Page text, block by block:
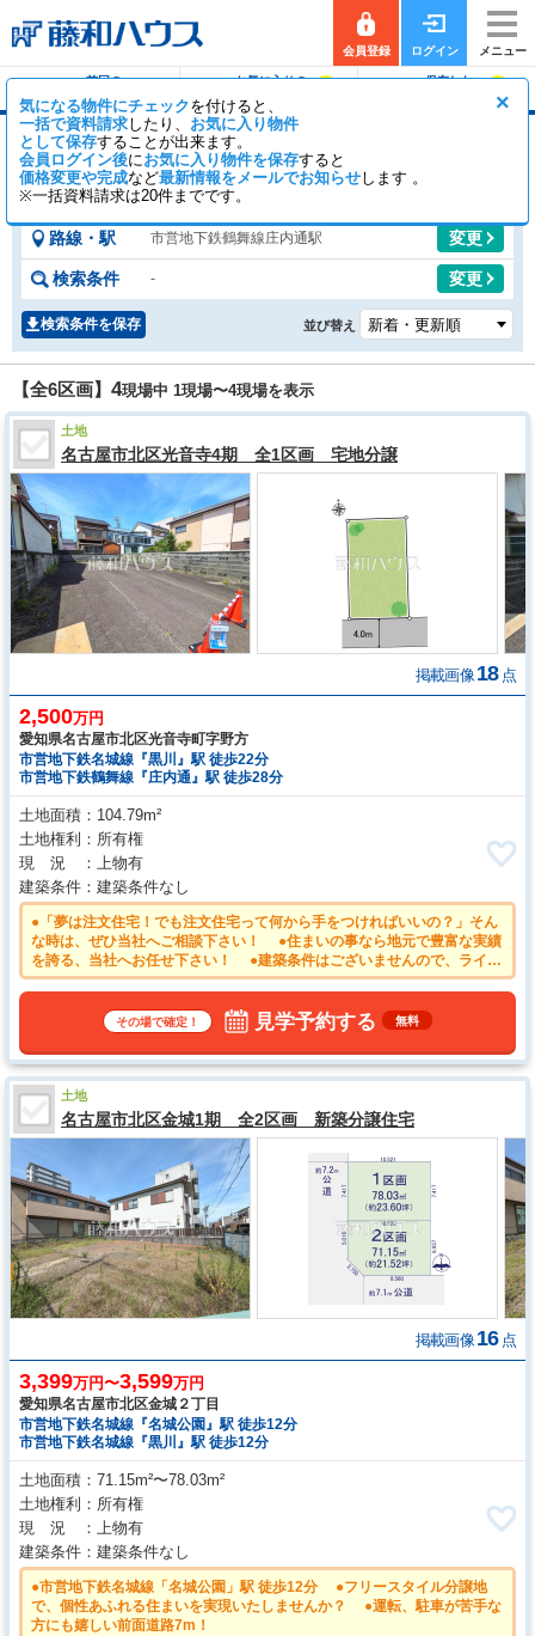
会員登録 ログイン メニュー
前回の
お気に入りの
保存した
×
気になる物件にチェックを付けると、
一括で資料請求したり、 お気に入り物件
として保存することが出来ます。
会員ログイン後にお気に入り物件を保存すると
価格変更や完成など最新情報をメールでお知らせします 。
※一括資料請求は20件までです。
庄内通駅の土地
【全6区画】 一般公開3区画 会員公開3区画
路線・駅 市営地下鉄鶴舞線庄内通駅 変更
検索条件 - 変更
検索条件を保存 並び替え
【全6区画】 4現場中 1現場〜4現場を表示
土地
名古屋市北区光音寺4期 全1区画 宅地分譲
掲載画像 18 点
2,500万円
愛知県名古屋市北区光音寺町字野方
市営地下鉄名城線『黒川』駅 徒歩22分
市営地下鉄鶴舞線『庄内通』駅 徒歩28分
土地面積
104.79m²
土地権利
所有権
現 況
上物有
建築条件
建築条件なし
●「夢は注文住宅！でも注文住宅って何から手をつければいいの？」そん
な時は、ぜひ当社へご相談下さい！ ●住まいの事なら地元で豊富な実績
を誇る、当社へお任せ下さい！ ●建築条件はございませんので、ライフ
スタイルに合わせた自由なマイホームづくりが可能です。 ●住宅街のコ
り、生活する上で安心をもたらしてくれます。
その場で確定！ 見学予約する 無料
土地
名古屋市北区金城1期 全2区画 新築分譲住宅
掲載画像 16 点
3,399万円〜3,599万円
愛知県名古屋市北区金城２丁目
市営地下鉄名城線『名城公園』駅 徒歩12分
市営地下鉄名城線『黒川』駅 徒歩12分
土地面積
71.15m²〜78.03m²
土地権利
所有権
現 況
上物有
建築条件
建築条件なし
●市営地下鉄名城線「名城公園」駅 徒歩12分 ●フリースタイル分譲地
で、個性あふれる住まいを実現いたしませんか？ ●運転、駐車が苦手な
方にも嬉しい前面道路7m！